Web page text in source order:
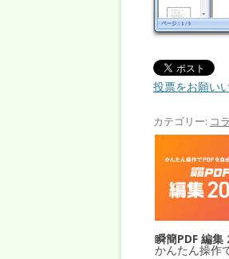
投票をお願い
カテゴリー: コ
瞬簡PDF 編集
かんたん操作